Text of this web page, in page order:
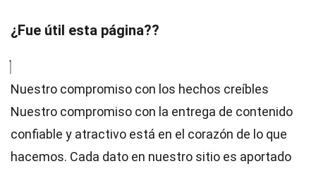
¿Fue útil esta página??
Nuestro compromiso con los hechos creíbles
Nuestro compromiso con la entrega de contenido
confiable y atractivo está en el corazón de lo que
hacemos. Cada dato en nuestro sitio es aportado